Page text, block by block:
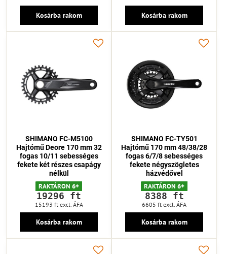
Kosárba rakom Kosárba rakom
SHIMANO FC-M5100
Hajtómű Deore 170 mm 32
fogas 10/11 sebességes
fekete két részes csapágy
nélkül
RAKTÁRON 6+
19296 ft
15193 ft excl. ÁFA
Kosárba rakom
SHIMANO FC-TY501
Hajtómű 170 mm 48/38/28
fogas 6/7/8 sebességes
fekete négyszögletes
házvédővel
RAKTÁRON 6+
8388 ft
6605 ft excl. ÁFA
Kosárba rakom